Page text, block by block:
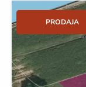
PRODAJA